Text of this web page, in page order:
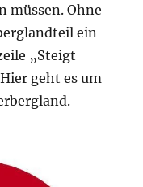
müssen. Ohne
ein
„Steigt
geht es um